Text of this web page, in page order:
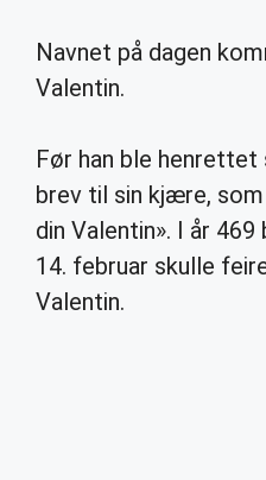
Navnet på dagen
Valentin.
Før han ble henrettet
brev til sin kjære,
din Valentin». I år
14. februar skulle
Valentin.